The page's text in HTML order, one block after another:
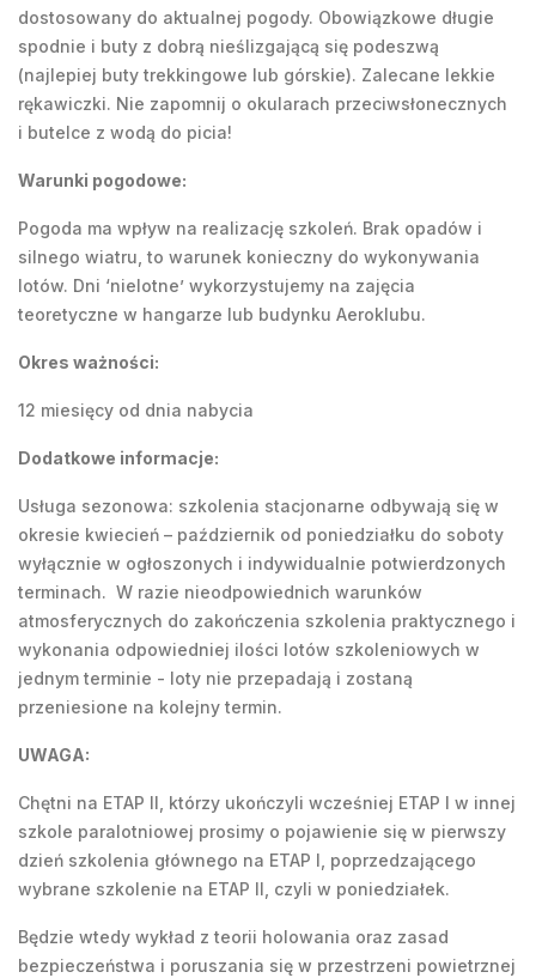
dostosowany do aktualnej pogody. Obowiązkowe długie
spodnie i buty z dobrą nieślizgającą się podeszwą
(najlepiej buty trekkingowe lub górskie). Zalecane lekkie
rękawiczki. Nie zapomnij o okularach przeciwsłonecznych
i butelce z wodą do picia!
Warunki pogodowe:
Pogoda ma wpływ na realizację szkoleń. Brak opadów i
silnego wiatru, to warunek konieczny do wykonywania
lotów. Dni ‘nielotne’ wykorzystujemy na zajęcia
teoretyczne w hangarze lub budynku Aeroklubu.
Okres ważności:
12 miesięcy od dnia nabycia
Dodatkowe informacje:
Usługa sezonowa: szkolenia stacjonarne odbywają się w
okresie kwiecień – październik od poniedziałku do soboty
wyłącznie w ogłoszonych i indywidualnie potwierdzonych
terminach. W razie nieodpowiednich warunków
atmosferycznych do zakończenia szkolenia praktycznego i
wykonania odpowiedniej ilości lotów szkoleniowych w
jednym terminie - loty nie przepadają i zostaną
przeniesione na kolejny termin.
UWAGA:
Chętni na ETAP II, którzy ukończyli wcześniej ETAP I w innej
szkole paralotniowej prosimy o pojawienie się w pierwszy
dzień szkolenia głównego na ETAP I, poprzedzającego
wybrane szkolenie na ETAP II, czyli w poniedziałek.
Będzie wtedy wykład z teorii holowania oraz zasad
bezpieczeństwa i poruszania się w przestrzeni powietrznej